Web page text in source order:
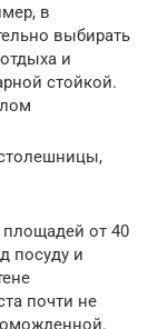
в
выбирать
и
стойкой.
площадей от 40
посуду и
почти не